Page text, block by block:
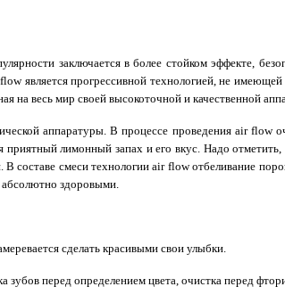
заключается в более стойком эффекте,
является прогрессивной технологией, не
на весь мир своей высокоточной и качественной
аппаратуры. В процессе проведения air flow
лимонный запах и его вкус. Надо
составе смеси технологии аir flow отбеливание
абсолютно здоровыми.
сделать красивыми свои улыбки.
перед определением цвета, очистка перед